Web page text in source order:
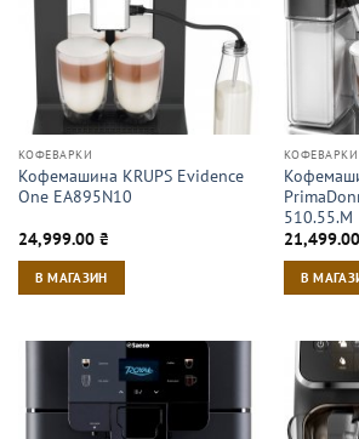
КОФЕВАРКИ
Кофемашина KRUPS Evidence
One EA895N10
24,999.00 ₴
В МАГАЗИН
КОФЕВАРКИ
510.55.M
21,499.00
В